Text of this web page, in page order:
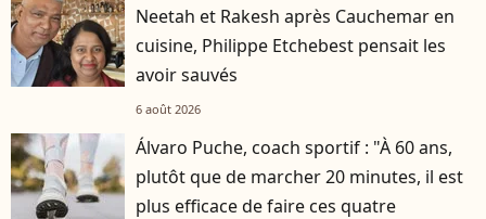
Neetah et Rakesh après Cauchemar en
cuisine, Philippe Etchebest pensait les
avoir sauvés
6 août 2026
Álvaro Puche, coach sportif : "À 60 ans,
plutôt que de marcher 20 minutes, il est
plus efficace de faire ces quatre